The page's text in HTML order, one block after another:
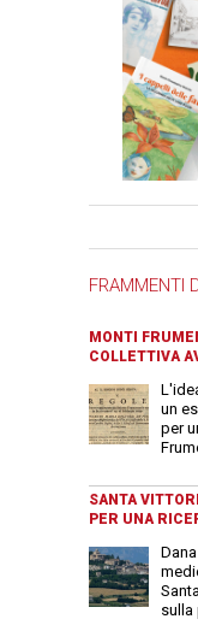
FRAMMENTI
MONTI
COLLETTIVA
un
per
SANTA
PER UNA
sulla